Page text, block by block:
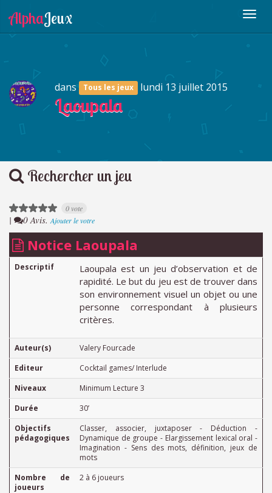
dans Tous les jeux lundi 13 juillet 2015
Laoupala
Rechercher un jeu
0 vote
| 0 Avis. Ajouter le votre
Notice Laoupala
Descriptif
Laoupala est un jeu d’observation et de
rapidité. Le but du jeu est de trouver dans
son environnement visuel un objet ou une
personne correspondant à plusieurs
critères.
Auteur(s)
Valery Fourcade
Editeur
Cocktail games/ Interlude
Niveaux
Minimum Lecture 3
Durée
30’
Objectifs
pédagogiques
Classer, associer, juxtaposer - Déduction -
Dynamique de groupe - Elargissement lexical oral -
Imagination - Sens des mots, définition, jeux de
mots
Nombre de
joueurs
2 à 6 joueurs